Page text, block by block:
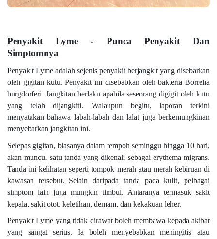
Penyakit Lyme - Punca Penyakit Dan
Simptomnya
Penyakit Lyme adalah sejenis penyakit berjangkit yang disebarkan
oleh gigitan kutu. Penyakit ini disebabkan oleh bakteria Borrelia
burgdorferi. Jangkitan berlaku apabila seseorang digigit oleh kutu
yang telah dijangkiti. Walaupun begitu, laporan terkini
menyatakan bahawa labah-labah dan lalat juga berkemungkinan
menyebarkan jangkitan ini.
Selepas gigitan, biasanya dalam tempoh seminggu hingga 10 hari,
akan muncul satu tanda yang dikenali sebagai erythema migrans.
Tanda ini kelihatan seperti tompok merah atau merah kebiruan di
kawasan tersebut. Selain daripada tanda pada kulit, pelbagai
simptom lain juga mungkin timbul. Antaranya termasuk sakit
kepala, sakit otot, keletihan, demam, dan kekakuan leher.
Penyakit Lyme yang tidak dirawat boleh membawa kepada akibat
yang sangat serius. Ia boleh menyebabkan meningitis atau